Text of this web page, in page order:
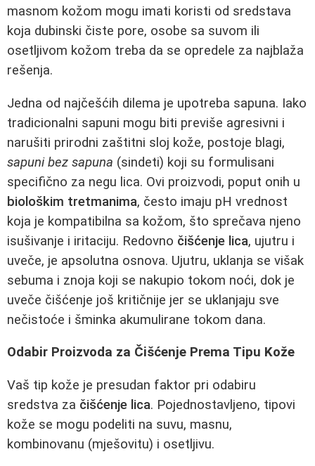
masnom kožom mogu imati koristi od sredstava
koja dubinski čiste pore, osobe sa suvom ili
osetljivom kožom treba da se opredele za najblaža
rešenja.
Jedna od najčešćih dilema je upotreba sapuna. Iako
tradicionalni sapuni mogu biti previše agresivni i
narušiti prirodni zaštitni sloj kože, postoje blagi,
sapuni bez sapuna (sindeti) koji su formulisani
specifično za negu lica. Ovi proizvodi, poput onih u
biološkim tretmanima, često imaju pH vrednost
koja je kompatibilna sa kožom, što sprečava njeno
isušivanje i iritaciju. Redovno čišćenje lica, ujutru i
uveče, je apsolutna osnova. Ujutru, uklanja se višak
sebuma i znoja koji se nakupio tokom noći, dok je
uveče čišćenje još kritičnije jer se uklanjaju sve
nečistoće i šminka akumulirane tokom dana.
Odabir Proizvoda za Čišćenje Prema Tipu Kože
Vaš tip kože je presudan faktor pri odabiru
sredstva za čišćenje lica. Pojednostavljeno, tipovi
kože se mogu podeliti na suvu, masnu,
kombinovanu (mješovitu) i osetljivu.